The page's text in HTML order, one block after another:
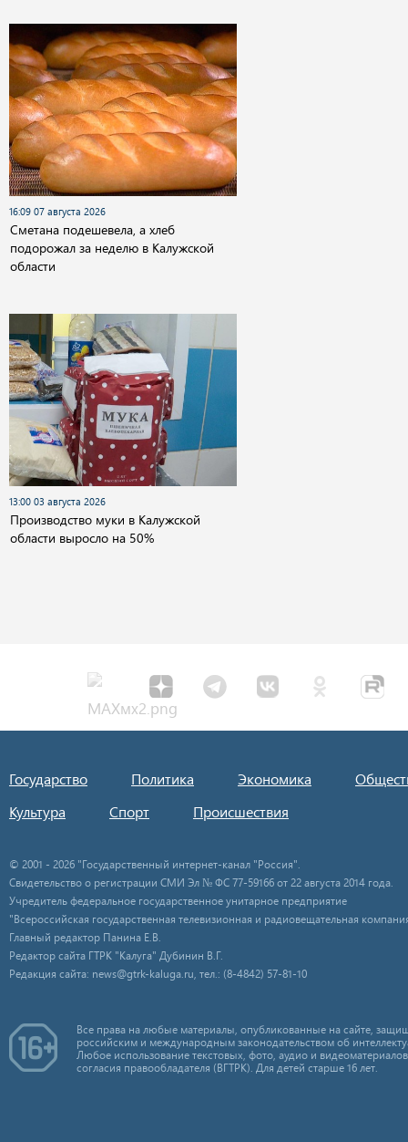
16:09 07 августа 2026
Сметана подешевела, а хлеб
подорожал за неделю в Калужской
области
13:00 03 августа 2026
Производство муки в Калужской
области выросло на 50%
Государство Политика Экономика
Культура
Спорт Происшествия
© 2001 - 2026 "Государственный интернет-канал "Россия".
Свидетельство о регистрации СМИ Эл № ФС 77-59166 от 22 августа 2014 года.
Учредитель федеральное государственное унитарное предприятие
"Всероссийская государственная телевизионная и радиовещательная
Главный редактор Панина Е.В.
Редактор сайта ГТРК "Калуга" Дубинин В.Г.
Редакция сайта: news@gtrk-kaluga.ru, тел.: (8-4842) 57-81-10
Все права на любые материалы, опубликованные на сайте,
российским и международным законодательством об
Любое использование текстовых, фото, аудио и
согласия правообладателя (ВГТРК). Для детей старше 16 лет.